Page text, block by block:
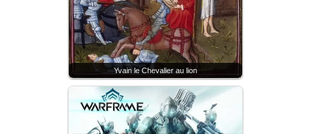
Yvain le Chevalier au lion